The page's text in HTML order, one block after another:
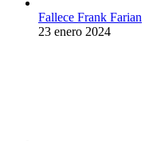
Fallece Frank Farian
23 enero 2024